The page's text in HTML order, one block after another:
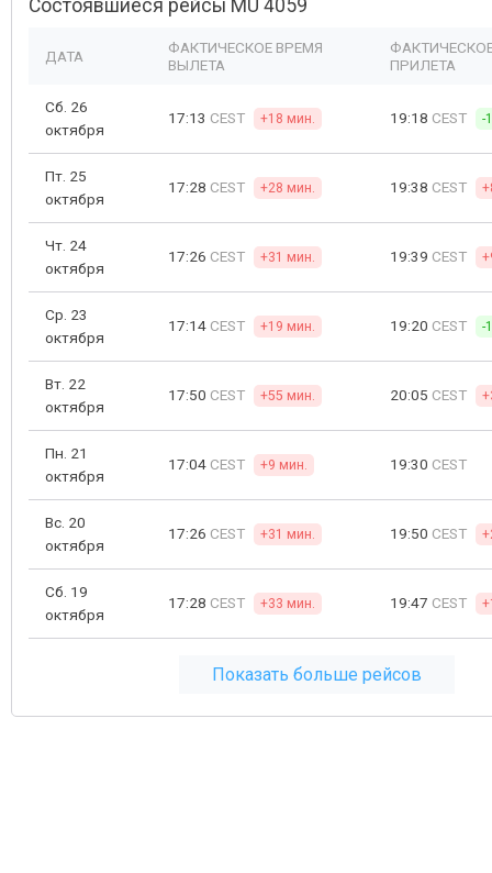
Состоявшиеся рейсы MU 4059
ДАТА
ФАКТИЧЕСКОЕ ВРЕМЯ
ВЫЛЕТА
ПРИЛЕТА
Сб. 26
октября
17:13 CEST +18 мин. 19:18 CEST -
Пт. 25
октября
17:28 CEST +28 мин. 19:38 CEST
Чт. 24
октября
17:26 CEST +31 мин. 19:39 CEST
Ср. 23
октября
17:14 CEST +19 мин. 19:20 CEST -
Вт. 22
октября
17:50 CEST +55 мин. 20:05 CEST
Пн. 21
октября
17:04 CEST +9 мин. 19:30 CEST
Вс. 20
октября
17:26 CEST +31 мин. 19:50 CEST
Сб. 19
октября
17:28 CEST +33 мин. 19:47 CEST
Показать больше рейсов